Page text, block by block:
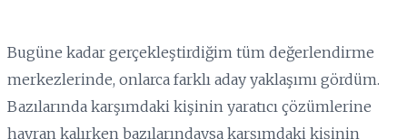
Bugüne kadar gerçekleştirdiğim tüm değerlendirme
merkezlerinde, onlarca farklı aday yaklaşımı gördüm.
Bazılarında karşımdaki kişinin yaratıcı çözümlerine
hayran kalırken bazılarındaysa karşımdaki kişinin